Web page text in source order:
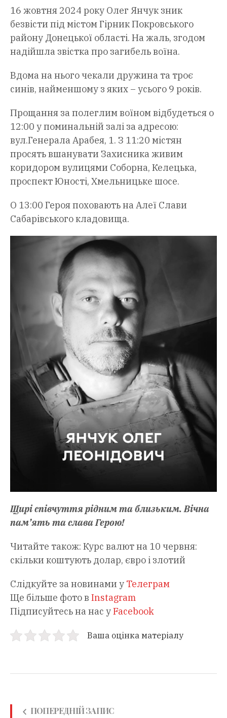
16 жовтня 2024 року Олег Янчук зник
безвісти під містом Гірник Покровського
району Донецької області. На жаль, згодом
надійшла звістка про загибель воїна.
Вдома на нього чекали дружина та троє
синів, найменшому з яких – усього 9 років.
Прощання за полеглим воїном відбудеться о
12:00 у поминальній залі за адресою:
вул.Генерала Арабея, 1. З 11:20 містян
просять вшанувати Захисника живим
коридором вулицями Соборна, Келецька,
проспект Юності, Хмельницьке шосе.
О 13:00 Героя поховають на Алеї Слави
Сабарівського кладовища.
Щирі співчуття рідним та близьким. Вічна
пам’ять та слава Герою!
Читайте також: Курс валют на 10 червня:
скільки коштують долар, євро і злотий
Слідкуйте за новинами у Телеграм
Ще більше фото в Instagram
Підписуйтесь на нас уFacebook
Ваша оцінка матеріалу
ПОПЕРЕДНІЙ ЗАПИС